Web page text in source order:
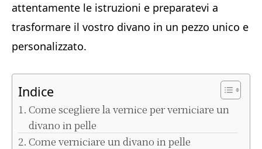
attentamente le istruzioni e preparatevi a
trasformare il vostro divano in un pezzo unico e
personalizzato.
Indice
Come scegliere la vernice per verniciare un
divano in pelle
Come verniciare un divano in pelle